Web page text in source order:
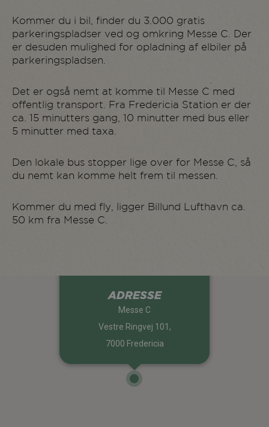
Kommer du i bil, finder du 3.000 gratis
parkeringspladser ved og omkring Messe C. Der
er desuden mulighed for opladning af elbiler på
parkeringspladsen.
Det er også nemt at komme til Messe C med
offentlig transport. Fra Fredericia Station er der
ca. 15 minutters gang, 10 minutter med bus eller
5 minutter med taxa.
Den lokale bus stopper lige over for Messe C, så
du nemt kan komme helt frem til messen.
Kommer du med fly, ligger Billund Lufthavn ca.
50 km fra Messe C.
ADRESSE
Messe C
Vestre Ringvej 101,
7000 Fredericia